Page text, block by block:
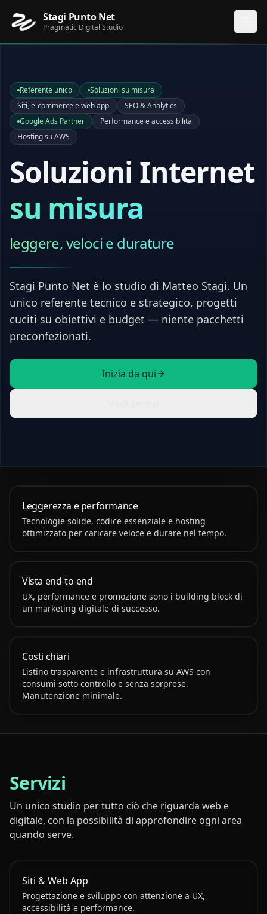
Stagi Punto Net
Pragmatic Digital Studio
Referente unico
Soluzioni su misura
Siti, e‑commerce e web app
SEO & Analytics
Google Ads Partner
Performance e accessibilità
Hosting su AWS
Soluzioni Internet
su misura
leggere, veloci e durature
Stagi Punto Net è lo studio di Matteo Stagi. Un
unico referente tecnico e strategico, progetti
cuciti su obiettivi e budget — niente pacchetti
preconfezionati.
Inizia da qui
Leggerezza e performance
Tecnologie solide, codice essenziale e hosting
ottimizzato per caricare veloce e durare nel tempo.
Vista end-to-end
UX, performance e promozione sono i building block di
un marketing digitale di successo.
Costi chiari
Listino trasparente e infrastruttura su AWS con
consumi sotto controllo e senza sorprese.
Manutenzione minimale.
Servizi
Un unico studio per tutto ciò che riguarda web e
digitale, con la possibilità di approfondire ogni area
quando serve.
Siti & Web App
Progettazione e sviluppo con attenzione a UX,
accessibilità e performance.